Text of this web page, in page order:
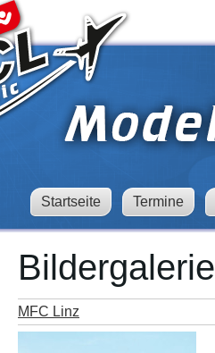
Startseite Termine
Bildergalerie
MFC Linz